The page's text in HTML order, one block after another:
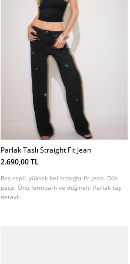
Parlak Taslı Straight Fit Jean
2.690,00 TL
Beş cepli, yüksek bel straight fit jean. Düz
paça. Önü fermuarlı ve düğmeli. Parlak taş
detaylı.